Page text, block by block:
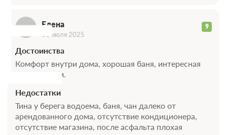
Wi-Fi
Ванная комната в номере
6 гостей
Моментальное подтверждение
В стоимость входит:
Стандартный тариф, Без питания
Бесплатная отмена до 15 августа 2026 23:59; При отмене
после 16 августа 2026 00:00 оплата не возвращается
Требуется внесение 50% предоплаты на условиях -1
руб сейчас и 0 руб до 13.08.2026, 16:00
Елена 9
11 июля 2025
Достоинства
Комфорт внутри дома, хорошая баня, интересная
идея с чаном.
Недостатки
Тина у берега водоема, баня, чан далеко от
арендованного дома, отсутствие кондиционера,
отсутствие магазина, после асфальта плохая